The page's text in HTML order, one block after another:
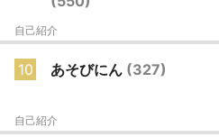
自己紹介
10 あそびにん (327)
自己紹介